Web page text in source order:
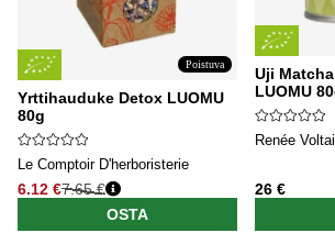
Poistuva
Yrttihauduke Detox LUOMU
80g
Le Comptoir D'herboristerie
6.12 €
Normaali hinta
7.65 €
OSTA
Uji
LUOMU
Renée
26 €